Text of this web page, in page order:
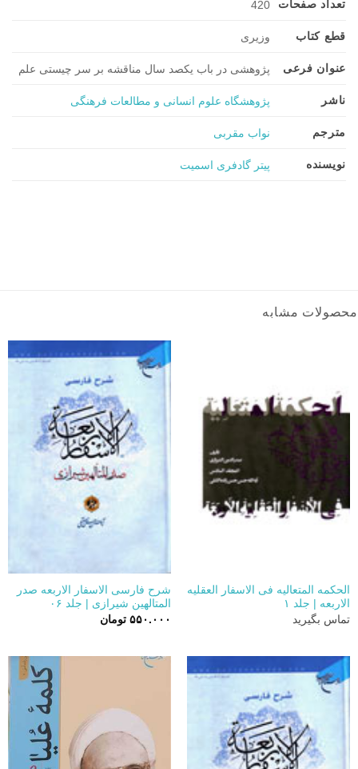
تعداد صفحات 420
قطع کتاب وزیری
عنوان فرعی پژوهشی در باب یکصد سال مناقشه بر سر چیستی علم
ناشر پژوهشگاه علوم انسانی و مطالعات فرهنگی
مترجم نواب مقربی
نویسنده پیتر گادفری اسمیت
محصولات مشابه
الحکمه المتعالیه فی الاسفار العقلیه
الاربعه | جلد ۱
تماس بگیرید
شرح فارسی الاسفار الاربعه صدر
المتالهین شیرازی | جلد ۰۶
۵۵۰.۰۰۰ تومان